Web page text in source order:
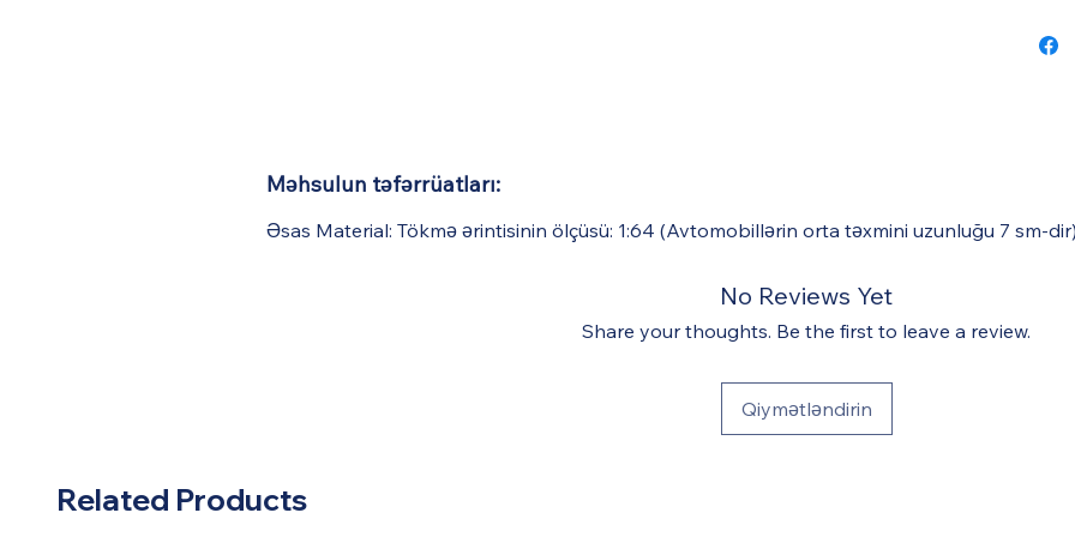
Məhsulun təfərrüatları:
Əsas Material: Tökmə ərintisinin ölçüsü: 1:64 (Avtomobillərin orta təxmini uzunluğu 7 sm-
No Reviews Yet
Share your thoughts. Be the first to leave a review.
Qiymətləndirin
Related Products